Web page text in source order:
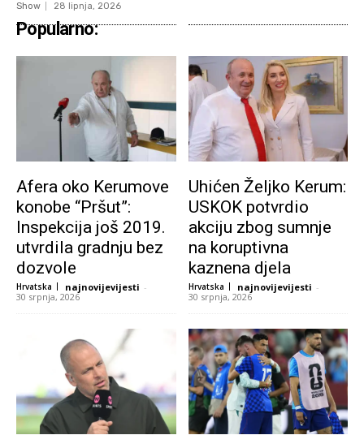
Show 28 lipnja, 2026
Popularno:
Afera oko Kerumove
konobe “Pršut”:
Inspekcija još 2019.
utvrdila gradnju bez
dozvole
Hrvatska najnovijevijesti -
30 srpnja, 2026
Uhićen Željko Kerum:
USKOK potvrdio
akciju zbog sumnje
na koruptivna
kaznena djela
Hrvatska najnovijevijesti -
30 srpnja, 2026